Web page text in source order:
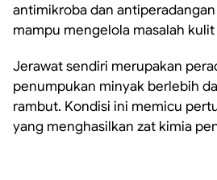
antimikroba dan
mampu mengelola masalah kulit
Jerawat sendiri merupakan
penumpukan minyak berlebih
rambut. Kondisi ini memicu
yang menghasilkan zat kimia